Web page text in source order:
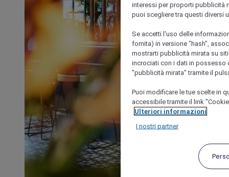
interessi per proporti pubblicità
puoi scegliere tra questi diversi
Se accetti l'uso delle
fornita) in versione "hash",
mostrarti pubblicità mirata su
incrociati con i dati in possesso
"pubblicità mirata" tramite il
Puoi modificare le tue scelte in
accessibile tramite il link
Ulteriori informazioni
I nostri partner